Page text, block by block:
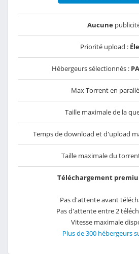
Aucune
Priorité upload :
Hébergeurs sélectionnés :
Max Torrent en
Taille maximale de la
Temps de download et d'upload
Taille maximale du
Téléchargement
Pas d'attente avant
Pas d'attente entre 2
Vitesse maximale
Plus de 300 hébergeurs